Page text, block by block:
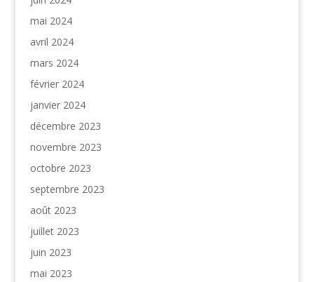
mai 2024
avril 2024
mars 2024
février 2024
janvier 2024
décembre 2023
novembre 2023
octobre 2023
septembre 2023
août 2023
juillet 2023
juin 2023
mai 2023